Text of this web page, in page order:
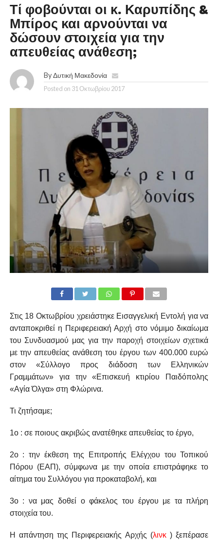
Τί φοβούνται οι κ. Καρυπίδης &
Μπίρος και αρνούνται να
δώσουν στοιχεία για την
απευθείας ανάθεση;
By Δυτική Μακεδονία
Posted on 31 Οκτωβρίου 2017
Στις 18 Οκτωβρίου χρειάστηκε Εισαγγελική Εντολή για να
ανταποκριθεί η Περιφερειακή Αρχή στο νόμιμο δικαίωμα
του Συνδυασμού μας για την παροχή στοιχείων σχετικά
με την απευθείας ανάθεση του έργου των 400.000 ευρώ
στον «Σύλλογο προς διάδοση των Ελληνικών
Γραµµάτων» για την «Επισκευή κτιρίου Παιδόπολης
«Αγία Όλγα» στη Φλώρινα.
Τι ζητήσαμε;
1ο : σε ποιους ακριβώς ανατέθηκε απευθείας το έργο,
2ο : την έκθεση της Επιτροπής Ελέγχου του Τοπικού
Πόρου (ΕΑΠ), σύμφωνα με την οποία επιστράφηκε το
αίτημα του Συλλόγου για προκαταβολή, και
3ο : να μας δοθεί ο φάκελος του έργου με τα πλήρη
στοιχεία του.
Η απάντηση της Περιφερειακής Αρχής (λινκ) ξεπέρασε